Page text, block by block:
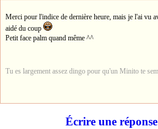
Merci pour l'indice de dernière heure, mais je l'ai vu
aidé du coup
Petit face palm quand même ^^
Tu es largement assez dingo pour qu'un Minito te
Écrire une réponse